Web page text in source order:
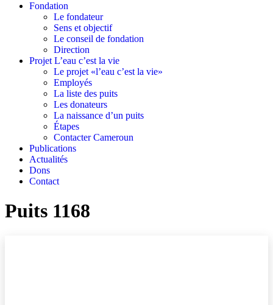
Fondation
Le fondateur
Sens et objectif
Le conseil de fondation
Direction
Projet L’eau c’est la vie
Le projet «l’eau c’est la vie»
Employés
La liste des puits
Les donateurs
La naissance d’un puits
Étapes
Contacter Cameroun
Publications
Actualités
Dons
Contact
Puits 1168